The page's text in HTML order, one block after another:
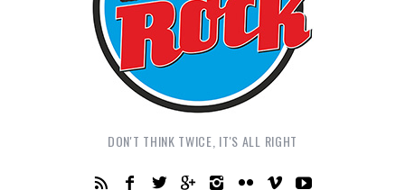
DON'T THINK TWICE, IT'S ALL RIGHT